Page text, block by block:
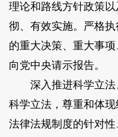
理论和路线方针政策
彻、有效实施。严格
的重大决策、重大事
向党中央请示报告。
深入推进科学立法
科学立法，尊重和体
法律法规制度的针对